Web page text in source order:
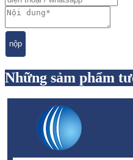
nộp
Những sảm phẩm